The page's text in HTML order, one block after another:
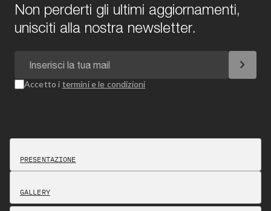
Non perderti gli ultimi aggiornamenti,
unisciti alla nostra newsletter.
chevron_right
Accetto i termini e le condizioni
PRESENTAZIONE
GALLERY